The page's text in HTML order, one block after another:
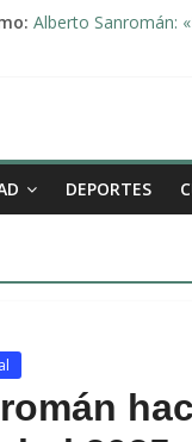
Alberto Sanromán:
DEPORTES